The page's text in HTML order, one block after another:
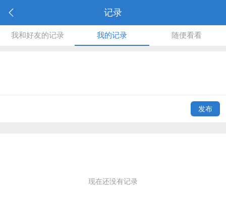
记录
我和好友的记录 我的记录 随便看看
发布
现在还没有记录